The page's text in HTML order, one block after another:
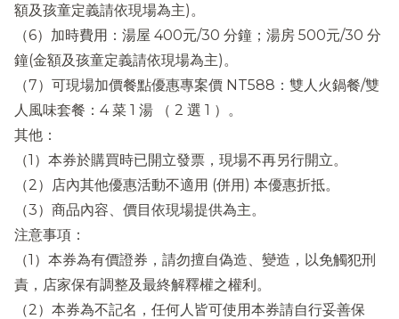
額及孩童定義請依現場為主)。
（6）加時費用：湯屋 400元/30 分鐘；湯房 500元/30 分
鐘(金額及孩童定義請依現場為主)。
（7）可現場加價餐點優惠專案價 NT588：雙人火鍋餐/雙
人風味套餐：4 菜 1 湯 （ 2 選 1 ）。
其他：
（1）本券於購買時已開立發票，現場不再另行開立。
（2）店內其他優惠活動不適用 (併用) 本優惠折抵。
（3）商品內容、價目依現場提供為主。
注意事項：
（1）本券為有價證券，請勿擅自偽造、變造，以免觸犯刑
責，店家保有調整及最終解釋權之權利。
（2）本券為不記名，任何人皆可使用本券請自行妥善保